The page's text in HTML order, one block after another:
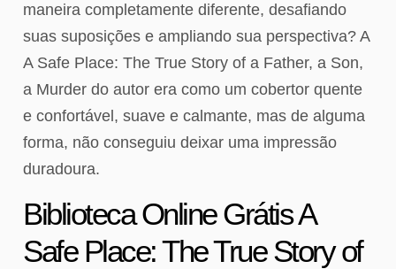
maneira completamente diferente, desafiando
suas suposições e ampliando sua perspectiva? A
A Safe Place: The True Story of a Father, a Son,
a Murder do autor era como um cobertor quente
e confortável, suave e calmante, mas de alguma
forma, não conseguiu deixar uma impressão
duradoura.
Biblioteca Online Grátis A
Safe Place: The True Story of